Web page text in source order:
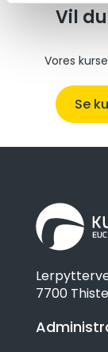
Vil
Vores
Se
7700